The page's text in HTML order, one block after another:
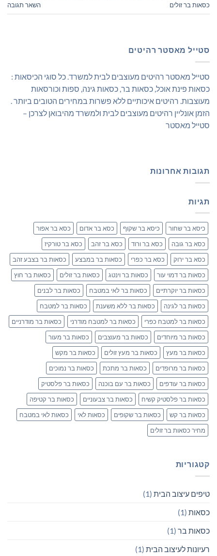
כסאות בר זולים
השאר תגובה
סטייל מאסטר רהיטים
סטייל מאסטר רהיטים מעוצבים לבית למשרד. כל סוגי הכיסאות :
כסאות פינת אוכל, כסאות בר, כסאות גינה, ספות וכורסאות
מעוצבות. רהיטים איכותיים ללא פשרות במחירים הטובים ביותר .
הזמן אונליין רהיטים מעוצבים לבית ולמשרד מהיבואן לצרכן –
סטייל מאסטר
תגובות אחרונות
תגיות
כיסא בר שחור כיסא בר שקוף כסא בר אדום
כסא בר אפור
כסא בר גובה
כסא בר ורוד כסא בר זהב
כסא בר טורקיז
כסא בר ירוק
כסא בר כפרי כסאות בר במבצע
כסאות בר בצבע זהב
כסאות בר דמוי עור
כסאות בר וינטג כסאות בר זולים
כסאות בר חוץ
כסאות בר יוקרתיים
כסאות בר לאי במטבח
כסאות בר לבנים
כסאות בר לגינה
כסאות בר ללא משענת
כסאות בר למטבח
כסאות בר למטבח כפרי
כסאות בר למטבח מודרני
כסאות בר מודרניים
כסאות בר מיוחדים
כסאות בר מעוצבים
כסאות בר מעור
כסאות בר מעץ
כסאות בר מעץ זולים
כסאות בר מקש
כסאות בר מרופדים
כסאות בר מתכת
כסאות בר נמוכים
כסאות בר עודפים
כסאות בר עם בוכנה
כסאות בר פלסטיק
כסאות בר פלסטיק קשיח
כסאות בר צבעוניים
כסאות בר קטיפה
כסאות בר קש
כסאות בר שקופים כסאות לאי
כסאות לאי במטבח
מחיר כסאות בר זולים
קטגוריות
טיפים עיצוב הבית (1)
כסאות (1)
כסאות בר (1)
רעיונות לעיצוב הבית (1)